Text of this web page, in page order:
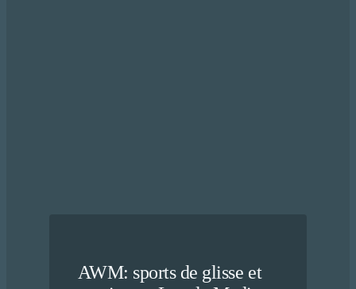
AWM: sports de glisse et